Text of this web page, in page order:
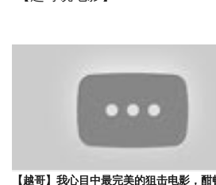
【越哥】我心目中最完美的狙击电影，酣